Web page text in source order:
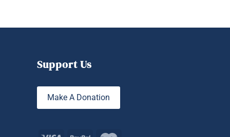
Support Us
Make A Donation